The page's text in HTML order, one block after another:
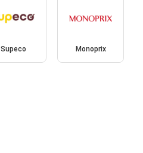
Supeco Monoprix